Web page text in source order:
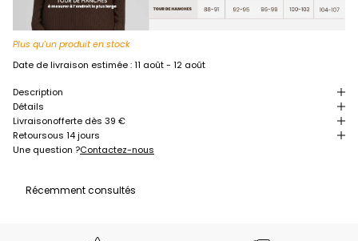
Plus qu'un produit en stock
Date de livraison estimée :11 août - 12 août
Description
Détails
Livraisonofferte dès 39 €
Retoursous 14 jours
Une question ?Contactez-nous
Récemment consultés